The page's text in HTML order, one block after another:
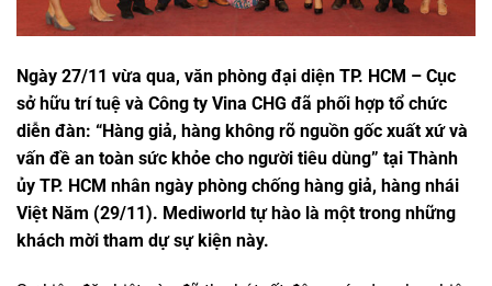
Ngày 27/11 vừa qua, văn phòng đại diện TP. HCM – Cục
sở hữu trí tuệ và Công ty Vina CHG đã phối hợp tổ chức
diễn đàn: “Hàng giả, hàng không rõ nguồn gốc xuất xứ và
vấn đề an toàn sức khỏe cho người tiêu dùng” tại Thành
ủy TP. HCM nhân ngày phòng chống hàng giả, hàng nhái
Việt Năm (29/11). Mediworld tự hào là một trong những
khách mời tham dự sự kiện này.